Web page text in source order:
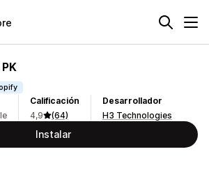
Calificación
4,9
(64)
Desarrollador
H3 Technologies
Instalar